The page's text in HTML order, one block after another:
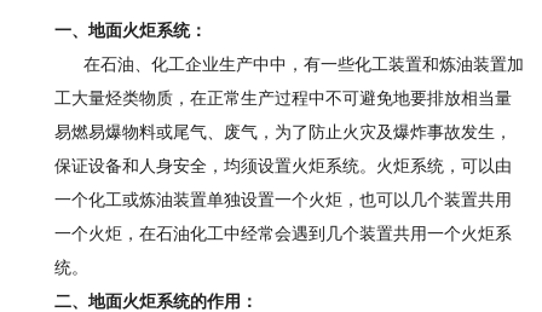
一、地面火炬系统：
在石油、化工企业生产中中，有一些化工装置和炼油装置加
工大量烃类物质，在正常生产过程中不可避免地要排放相当量
易燃易爆物料或尾气、废气，为了防止火灾及爆炸事故发生，
保证设备和人身安全，均须设置火炬系统。火炬系统，可以由
一个化工或炼油装置单独设置一个火炬，也可以几个装置共用
一个火炬，在石油化工中经常会遇到几个装置共用一个火炬系
统。
二、地面火炬系统的作用：